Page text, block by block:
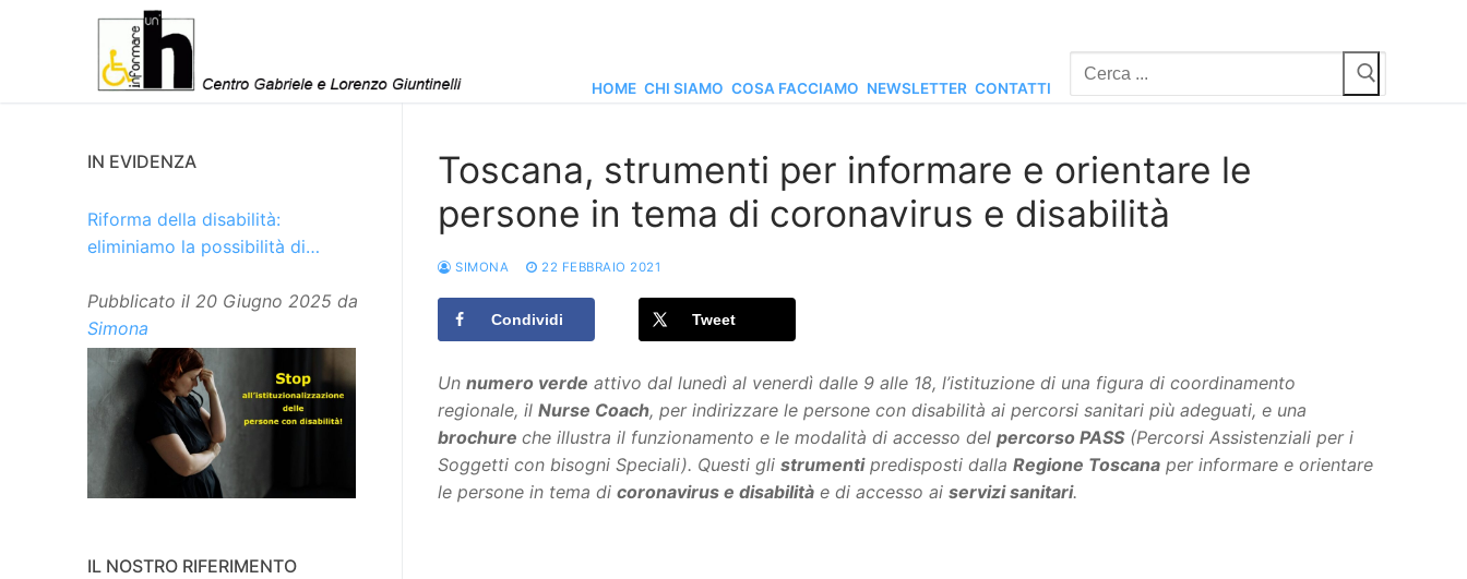
HOME CHI SIAMO COSA FACCIAMO NEWSLETTER CONTATTI
Cerca:
Toscana, strumenti per informare e orientare le
persone in tema di coronavirus e disabilità
SIMONA 22 FEBBRAIO 2021
Condividi Tweet
Un numero verde attivo dal lunedì al venerdì dalle 9 alle 18, l’istituzione di una figura di coordinamento
regionale, il Nurse Coach, per indirizzare le persone con disabilità ai percorsi sanitari più adeguati, e una
brochure che illustra il funzionamento e le modalità di accesso del percorso PASS(Percorsi Assistenziali per i
Soggetti con bisogni Speciali). Questi gli strumentipredisposti dalla Regione Toscana per informare e orientare
le persone in tema di coronavirus e disabilità e di accesso ai servizi sanitari.
IN EVIDENZA
Riforma della disabilità:
eliminiamo la possibilità di
Pubblicato il 20 Giugno 2025 da
Simona
IL NOSTRO RIFERIMENTO